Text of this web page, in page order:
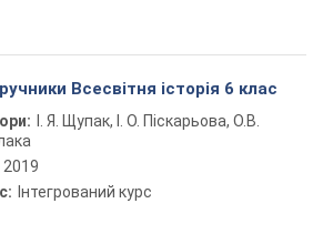
Всесвітня історія 6 клас
І. Я. Щупак, І. О. Піскарьова, О.В.
2019
Інтегрований курс